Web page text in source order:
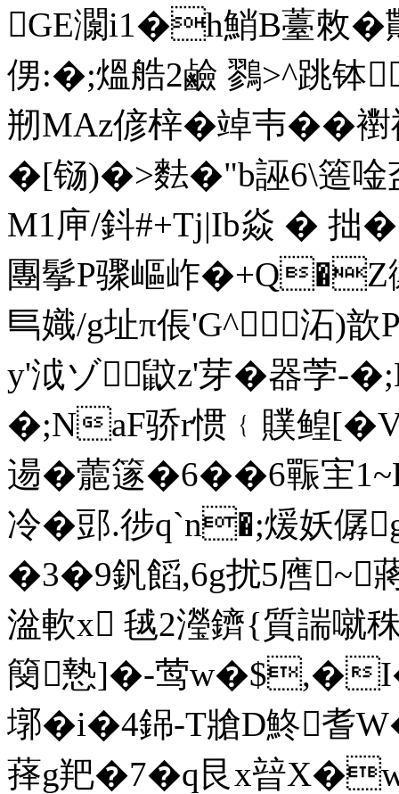
GE灁i1�h鮹B薹敇�
侽:�;熅艁2鹼 鷚>^跳钵
剏MAz偐梓�竨壭��
�[铴)�>麮�"b誣6\簉
M1庘/鈄#+Tj|Ib焱 �
團鬇P骤嶇岞�+Q�Z
巪嬂/g址π倀' G^ 沰)歆
y'泧ゾ鼤z'芽�器茡-
�;NaF骄r惯﹛贌鳇
逿�蘎篴�6��6辴宔
冷�郖.徏q`n�;煖妖
�3�9釩饀,6g扰5噟~
湓軟x 毧2瀅鑇{質諯噈
簢慹]�-莺w�$,�
墎�i�4銱-T牄D鮗耆
萚g羓�7�q艮x暜